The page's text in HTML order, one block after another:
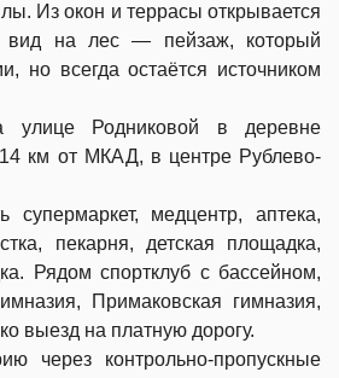
Из окон и террасы открывается
вид на лес — пейзаж, который
но всегда остаётся источником
улице Родниковой в деревне
км от МКАД, в центре Рублево-
супермаркет, медцентр, аптека,
пекарня, детская площадка,
Рядом спортклуб с бассейном,
Примаковская гимназия,
выезд на платную дорогу.
через контрольно-пропускные